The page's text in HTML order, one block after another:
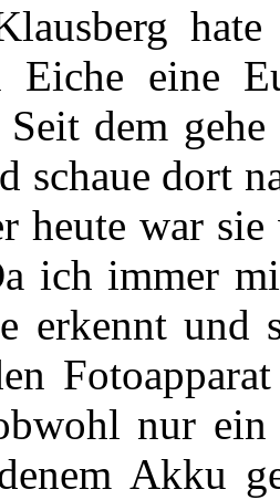
Eiche eine
Seit dem
schaue dort
heute war
ich immer
erkennt
nur ein
Akku